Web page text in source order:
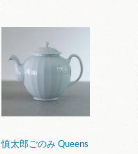
慎太郎ごのみ Queens